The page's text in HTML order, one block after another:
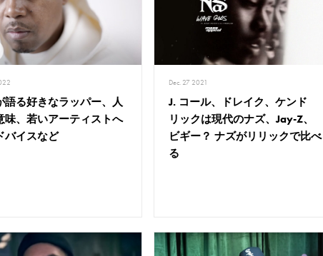
語る好きなラッパー、人
味、若いアーティストへ
バイスなど
Dec. 27 2021
J. コール、ドレイク、ケンド
リックは現代のナズ、Jay-Z、
ビギー？ ナズがリリックで比べ
る